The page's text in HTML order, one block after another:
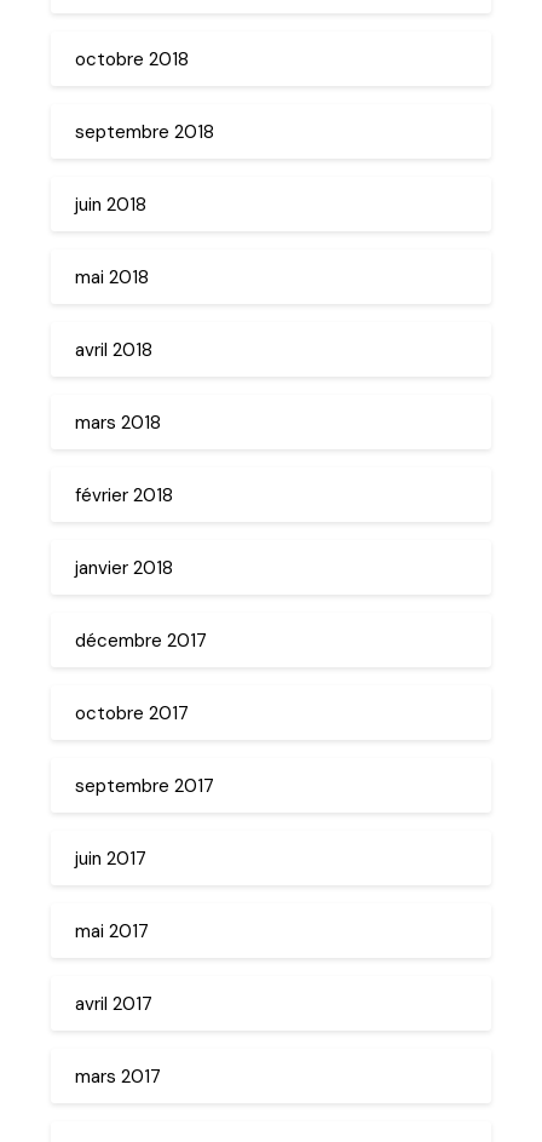
octobre 2018
septembre 2018
juin 2018
mai 2018
avril 2018
mars 2018
février 2018
janvier 2018
décembre 2017
octobre 2017
septembre 2017
juin 2017
mai 2017
avril 2017
mars 2017